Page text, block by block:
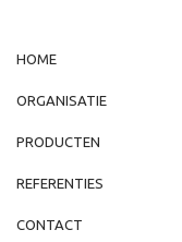
HOME
ORGANISATIE
PRODUCTEN
REFERENTIES
CONTACT